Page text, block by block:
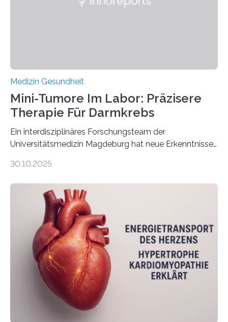
Medizin Gesundheit
Mini-Tumore Im Labor: Präzisere
Therapie Für Darmkrebs
Ein interdisziplinäres Forschungsteam der
Universitätsmedizin Magdeburg hat neue Erkenntnisse
behandelt werden kann. In ihrer aktuellen Studie,
Oncology, zeigen die Forschenden, dass Mini-Tumore
aus Gewebe von Patientinnen und Patienten –
sogenannte Organoide – genutzt werden können, um
vorab zu prüfen, welche Medikamente am besten
wirken. Dabei wurde ein Eiweiß identifiziert, das künftig
als Biomarker für die Wahl der passenden Therapie
dienen könnte. Darmkrebs zählt weltweit zu den
häufigsten Krebsarten und stellt…
30.10.2025